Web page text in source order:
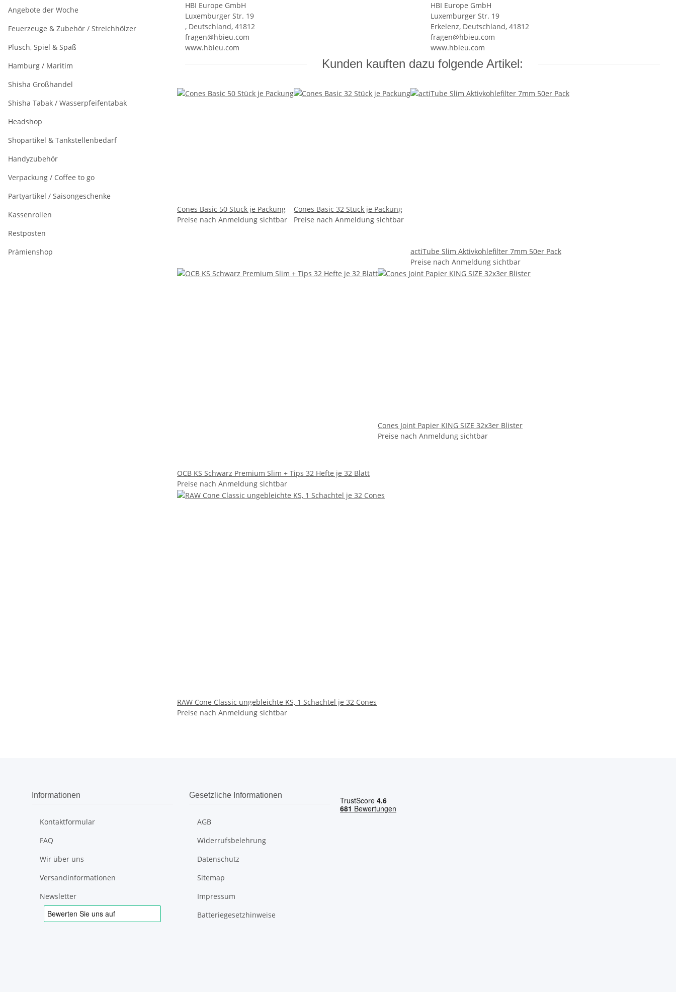
HBI Europe GmbH
Luxemburger Str. 19
, Deutschland, 41812
fragen@hbieu.com
www.hbieu.com
HBI Europe GmbH
Luxemburger Str. 19
Erkelenz, Deutschland, 41812
fragen@hbieu.com
www.hbieu.com
Kunden kauften dazu folgende Artikel:
Cones Basic 50 Stück je Packung
Preise nach Anmeldung sichtbar
Cones Basic 32 Stück je Packung
Preise nach Anmeldung sichtbar
actiTube Slim Aktivkohlefilter 7mm 50er Pack
Preise nach Anmeldung sichtbar
OCB KS Schwarz Premium Slim + Tips 32 Hefte je 32 Blatt
Preise nach Anmeldung sichtbar
Cones Joint Papier KING SIZE 32x3er Blister
Preise nach Anmeldung sichtbar
RAW Cone Classic ungebleichte KS, 1 Schachtel je 32 Cones
Preise nach Anmeldung sichtbar
Angebote der Woche
Feuerzeuge & Zubehör / Streichhölzer
Plüsch, Spiel & Spaß
Hamburg / Maritim
Shisha Großhandel
Shisha Tabak / Wasserpfeifentabak
Headshop
Shopartikel & Tankstellenbedarf
Handyzubehör
Verpackung / Coffee to go
Partyartikel / Saisongeschenke
Kassenrollen
Restposten
Prämienshop
Informationen
Kontaktformular
FAQ
Wir über uns
Versandinformationen
Newsletter
Gesetzliche Informationen
AGB
Widerrufsbelehrung
Datenschutz
Sitemap
Impressum
Batteriegesetzhinweise